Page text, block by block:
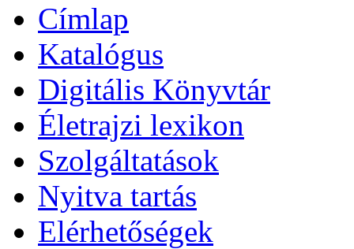
Címlap
Katalógus
Digitális Könyvtár
Életrajzi lexikon
Szolgáltatások
Nyitva tartás
Elérhetőségek